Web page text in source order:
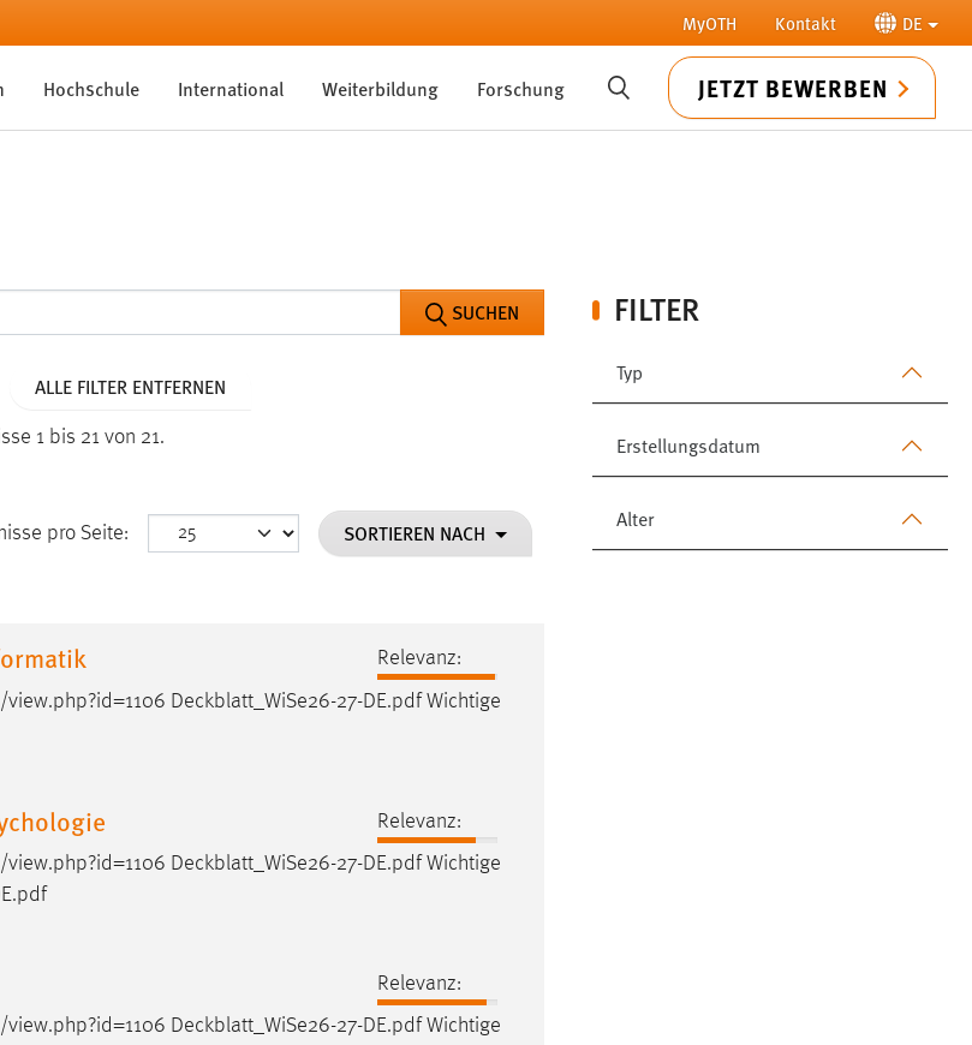
MyOTH Kontakt DE
Hochschule International Weiterbildung Forschung SUCHE JETZT BEWERBEN
FILTER
Typ
Erstellungsdatum
Alter
SUCHEN
ALLE FILTER ENTFERNEN
1 bis 21 von 21.
pro Seite: SORTIEREN NACH
Relevanz:
Deckblatt_WiSe26-27-DE.pdfWichtige
Relevanz:
Deckblatt_WiSe26-27-DE.pdfWichtige
Relevanz:
Deckblatt_WiSe26-27-DE.pdf Wichtige